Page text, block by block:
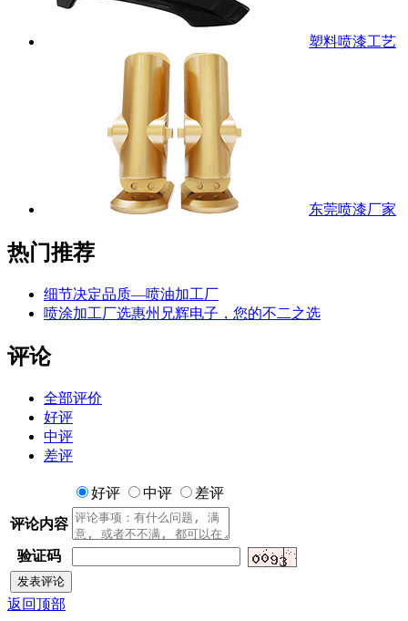
塑料喷漆工艺
东莞喷漆厂家
热门推荐
细节决定品质—喷油加工厂
喷涂加工厂选惠州兄辉电子，您的不二之选
评论
全部评价
好评
中评
差评
好评 中评
差评
评论内容
验证码
返回顶部